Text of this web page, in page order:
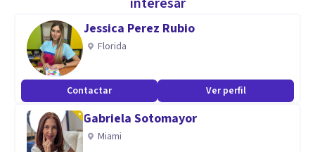
Jessica Perez Rubio
Florida
Contactar Ver perfil
Gabriela Sotomayor
Miami